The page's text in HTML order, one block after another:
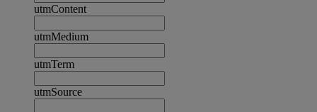
utmContent
utmMedium
utmTerm
utmSource